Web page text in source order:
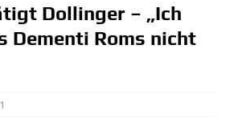
Dollinger – „Ich
Dementi Roms nicht